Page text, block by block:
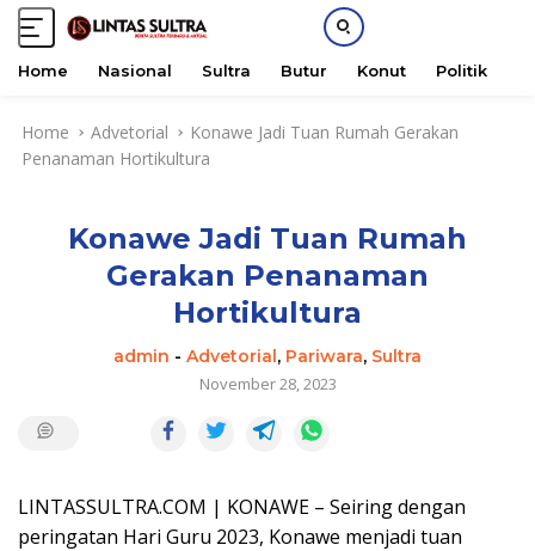
Home Nasional Sultra Butur Konut Politik
Home Advetorial
Konawe Jadi Tuan Rumah Gerakan
Penanaman Hortikultura
Konawe Jadi Tuan Rumah
Gerakan Penanaman
Hortikultura
admin - Advetorial, Pariwara, Sultra
November 28, 2023
LINTASSULTRA.COM | KONAWE – Seiring dengan
peringatan Hari Guru 2023, Konawe menjadi tuan